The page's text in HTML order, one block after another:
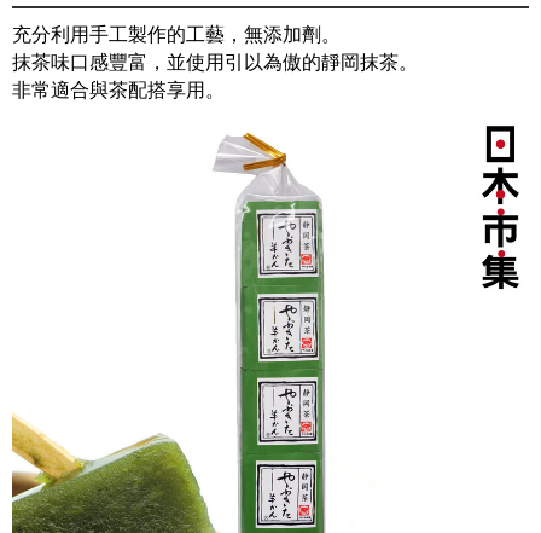
充分利用手工製作的工藝，無添加劑。
抹茶味口感豐富，並使用引以為傲的靜岡抹茶。
非常適合與茶配搭享用。